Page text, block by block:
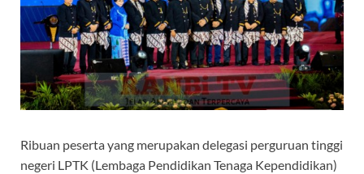
Ribuan peserta yang merupakan delegasi perguruan tinggi
negeri LPTK (Lembaga Pendidikan Tenaga Kependidikan)